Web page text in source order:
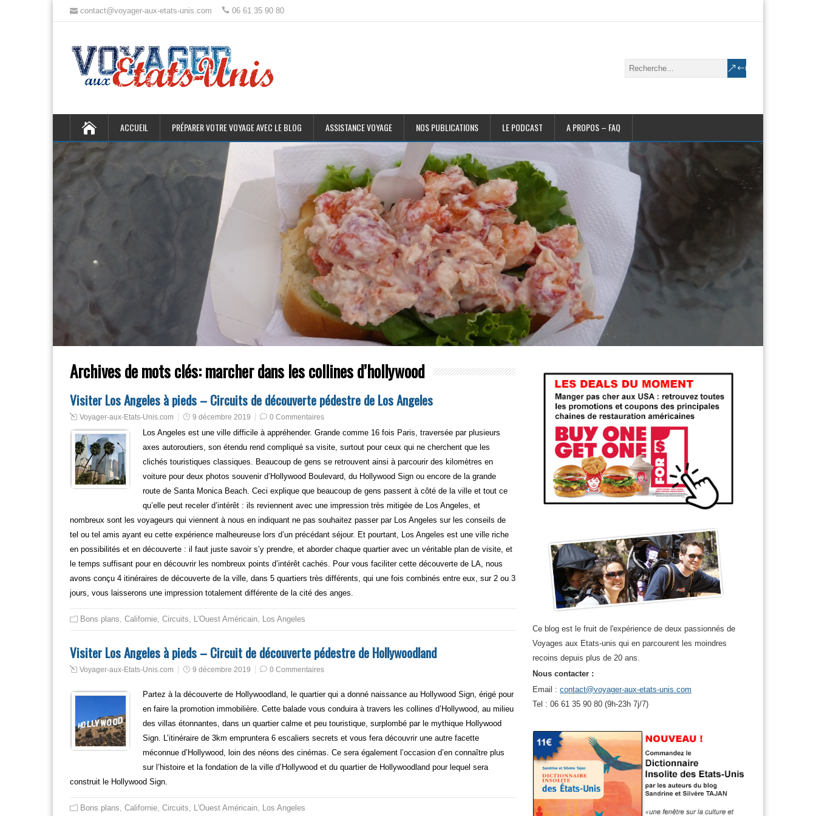
contact@voyager-aux-etats-unis.com 06 61 35 90 80
ACCUEIL PRÉPARER VOTRE VOYAGE AVEC LE BLOG ASSISTANCE VOYAGE NOS PUBLICATIONS LE PODCAST A PROPOS – FAQ
Archives de mots clés:marcher dans les collines d’hollywood
Visiter Los Angeles à pieds – Circuits de découverte pédestre de Los Angeles
Voyager-aux-Etats-Unis.com 9 décembre 2019 0 Commentaires
Los Angeles est une ville difficile à appréhender. Grande comme 16 fois Paris, traversée par plusieurs
axes autoroutiers, son étendu rend compliqué sa visite, surtout pour ceux qui ne cherchent que les
clichés touristiques classiques. Beaucoup de gens se retrouvent ainsi à parcourir des kilomètres en
voiture pour deux photos souvenir d’Hollywood Boulevard, du Hollywood Sign ou encore de la grande
route de Santa Monica Beach. Ceci explique que beaucoup de gens passent à côté de la ville et tout ce
qu’elle peut receler d’intérêt : ils reviennent avec une impression très mitigée de Los Angeles, et
nombreux sont les voyageurs qui viennent à nous en indiquant ne pas souhaitez passer par Los Angeles sur les conseils de
tel ou tel amis ayant eu cette expérience malheureuse lors d’un précédant séjour. Et pourtant, Los Angeles est une ville riche
en possibilités et en découverte : il faut juste savoir s’y prendre, et aborder chaque quartier avec un véritable plan de visite, et
le temps suffisant pour en découvrir les nombreux points d’intérêt cachés. Pour vous faciliter cette découverte de LA, nous
avons conçu 4 itinéraires de découverte de la ville, dans 5 quartiers très différents, qui une fois combinés entre eux, sur 2 ou 3
jours, vous laisserons une impression totalement différente de la cité des anges.
Bons plans, Californie, Circuits, L'Ouest Américain, Los Angeles
Visiter Los Angeles à pieds – Circuit de découverte pédestre de Hollywoodland
Voyager-aux-Etats-Unis.com 9 décembre 2019 0 Commentaires
Partez à la découverte de Hollywoodland, le quartier qui a donné naissance au Hollywood Sign, érigé pour
en faire la promotion immobilière. Cette balade vous conduira à travers les collines d’Hollywood, au milieu
des villas étonnantes, dans un quartier calme et peu touristique, surplombé par le mythique Hollywood
Sign. L’itinéraire de 3km empruntera 6 escaliers secrets et vous fera découvrir une autre facette
méconnue d’Hollywood, loin des néons des cinémas. Ce sera également l’occasion d’en connaître plus
sur l’histoire et la fondation de la ville d’Hollywood et du quartier de Hollywoodland pour lequel sera
construit le Hollywood Sign.
Bons plans, Californie, Circuits, L'Ouest Américain, Los Angeles
Ce blog est le fruit de l'expérience de deux passionnés de
Voyages aux Etats-unis qui en parcourent les moindres
recoins depuis plus de 20 ans.
Nous contacter :
Email : contact@voyager-aux-etats-unis.com
Tel : 06 61 35 90 80 (9h-23h 7j/7)